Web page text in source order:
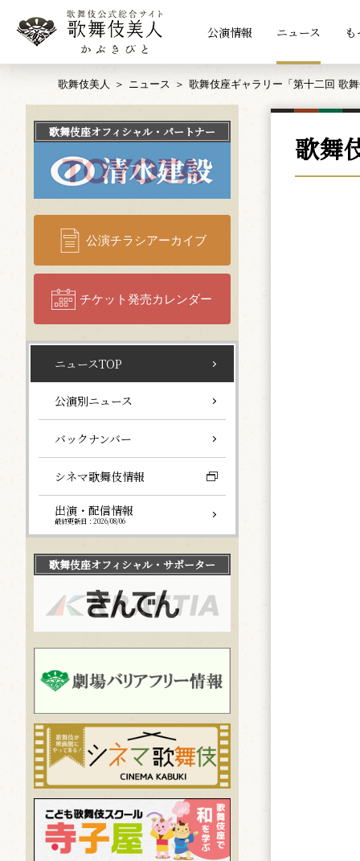
公演情報 ニュース
歌舞伎美人 ニュース 歌舞伎座ギャラリー「第十二回 歌
歌舞
歌舞伎座オフィシャル・パートナー
公演チラシアーカイブ
チケット発売カレンダー
ニュースTOP
公演別ニュース
バックナンバー
シネマ歌舞伎情報
出演・配信情報
最終更新日：2026/08/06
歌舞伎座オフィシャル・サポーター